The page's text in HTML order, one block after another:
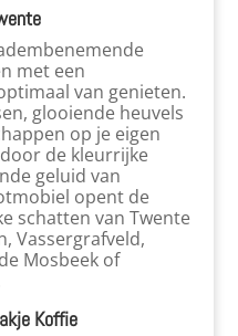
met een
van genieten.
glooiende heuvels
op je eigen
de kleurrijke
geluid van
opent de
schatten van Twente
Vassergrafveld,
Mosbeek of
Koffie